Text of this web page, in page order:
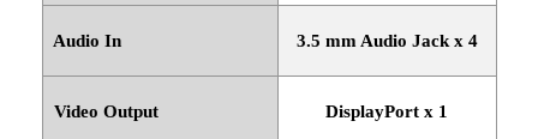
Audio In 3.5 mm Audio Jack x 4
Video Output DisplayPort x 1